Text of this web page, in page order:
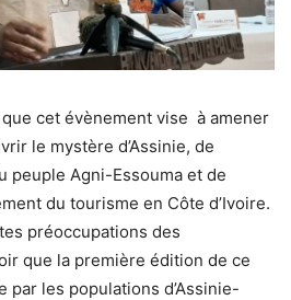
cet évènement vise à amener
le mystère d’Assinie, de
peuple Agni-Essouma et de
du tourisme en Côte d’Ivoire.
préoccupations des
que la première édition de ce
les populations d’Assinie-